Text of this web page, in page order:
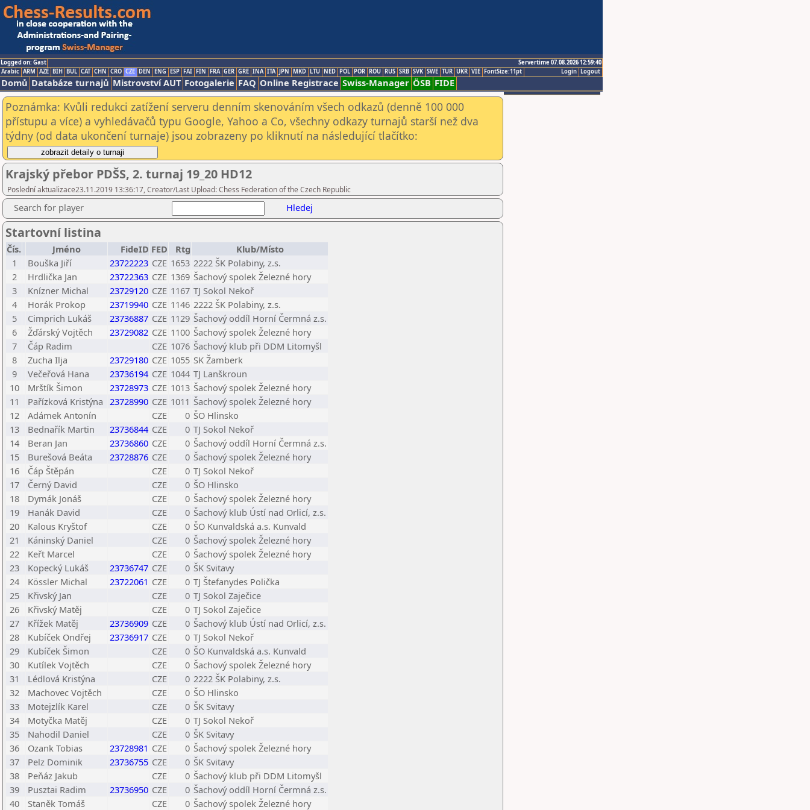
Logged on: Gast
Servertime 07.08.2026 12:59:40
Logout
Login
Arabic ARM AZE BIH BUL CAT CHN CRO CZE DEN ENG ESP FAI FIN FRA GER GRE INA ITA JPN MKD LTU NED POL POR ROU RUS SRB SVK SWE TUR UKR VIE FontSize:11pt
Domů Databáze turnajů Mistrovství AUT Fotogalerie FAQ Online Registrace Swiss-Manager ÖSB FIDE
Poznámka: Kvůli redukci zatížení serveru denním skenováním všech odkazů (denně 100 000
přístupu a více) a vyhledávačů typu Google, Yahoo a Co, všechny odkazy turnajů starší než dva
týdny (od data ukončení turnaje) jsou zobrazeny po kliknutí na následující tlačítko:
Krajský přebor PDŠS, 2. turnaj 19_20 HD12
Poslední aktualizace23.11.2019 13:36:17, Creator/Last Upload: Chess Federation of the Czech Republic
Search for player Hledej
Startovní listina
Čís. Jméno FideID FED Rtg
Klub/Místo
1
Bouška Jiří 23722223 CZE 1653 2222 ŠK Polabiny, z.s.
2
Hrdlička Jan 23722363 CZE 1369 Šachový spolek Železné hory
3
Knízner Michal 23729120 CZE 1167 TJ Sokol Nekoř
4
Horák Prokop 23719940 CZE 1146 2222 ŠK Polabiny, z.s.
5
Cimprich Lukáš 23736887 CZE 1129 Šachový oddíl Horní Čermná z.s.
6
Žďárský Vojtěch 23729082 CZE 1100 Šachový spolek Železné hory
7
Čáp Radim CZE 1076 Šachový klub při DDM Litomyšl
8
Zucha Ilja 23729180 CZE 1055 SK Žamberk
9
Večeřová Hana 23736194 CZE 1044 TJ Lanškroun
10
Mrštík Šimon 23728973 CZE 1013 Šachový spolek Železné hory
11
Pařízková Kristýna 23728990 CZE 1011 Šachový spolek Železné hory
12
Adámek Antonín CZE 0 ŠO Hlinsko
13
Bednařík Martin 23736844 CZE 0 TJ Sokol Nekoř
14
Beran Jan 23736860 CZE 0 Šachový oddíl Horní Čermná z.s.
15
Burešová Beáta 23728876 CZE 0 Šachový spolek Železné hory
16
Čáp Štěpán CZE 0 TJ Sokol Nekoř
17
Černý David CZE 0 ŠO Hlinsko
18
Dymák Jonáš CZE 0 Šachový spolek Železné hory
19
Hanák David CZE 0 Šachový klub Ústí nad Orlicí, z.s.
20
Kalous Kryštof CZE 0 ŠO Kunvaldská a.s. Kunvald
21
Káninský Daniel CZE 0 Šachový spolek Železné hory
22
Keřt Marcel CZE 0 Šachový spolek Železné hory
23
Kopecký Lukáš 23736747 CZE 0 ŠK Svitavy
24
Kössler Michal 23722061 CZE 0 TJ Štefanydes Polička
25
Křivský Jan CZE 0 TJ Sokol Zaječice
26
Křivský Matěj CZE 0 TJ Sokol Zaječice
27
Křížek Matěj 23736909 CZE 0 Šachový klub Ústí nad Orlicí, z.s.
28
Kubíček Ondřej 23736917 CZE 0 TJ Sokol Nekoř
29
Kubíček Šimon CZE 0 ŠO Kunvaldská a.s. Kunvald
30
Kutílek Vojtěch CZE 0 Šachový spolek Železné hory
31
Lédlová Kristýna CZE 0 2222 ŠK Polabiny, z.s.
32
Machovec Vojtěch CZE 0 ŠO Hlinsko
33
Motejzlík Karel CZE 0 ŠK Svitavy
34
Motyčka Matěj CZE 0 TJ Sokol Nekoř
35
Nahodil Daniel CZE 0 ŠK Svitavy
36
Ozank Tobias 23728981 CZE 0 Šachový spolek Železné hory
37
Pelz Dominik 23736755 CZE 0 ŠK Svitavy
38
Peňáz Jakub CZE 0 Šachový klub při DDM Litomyšl
39
Pusztai Radim 23736950 CZE 0 Šachový oddíl Horní Čermná z.s.
40
Staněk Tomáš CZE 0 Šachový spolek Železné hory